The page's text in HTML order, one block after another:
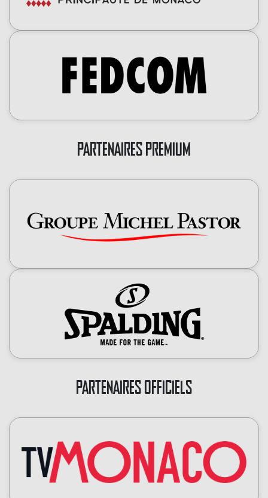
PARTENAIRES PREMIUM
PARTENAIRES OFFICIELS